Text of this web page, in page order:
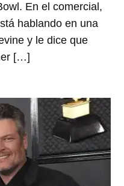
En el comercial,
hablando en una
y le dice que
[…]